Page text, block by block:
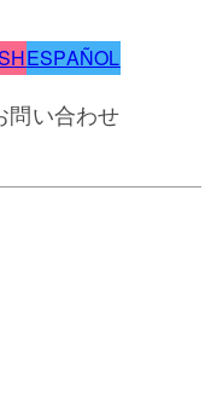
ESPAÑOL
問い合わせ